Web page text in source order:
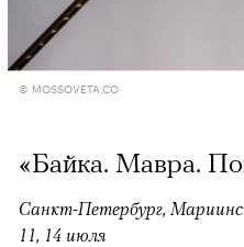
© MOSSOVETA.CO
«Байка. Мавра.
Санкт-Петербург,
11, 14 июля